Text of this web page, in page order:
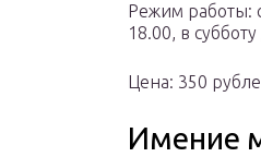
Режим работы:
18.00, в
Цена: 350
Имение